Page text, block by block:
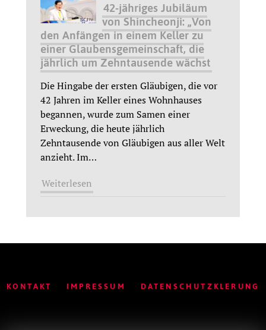
42-jähriges Jubiläum
von Shincheonji: „Von
den Anfängen in einem Keller zu
einer Glaubensgemeinschaft, die
jährlich um Zehntausende wächst
Die Hingabe der ersten Gläubigen, die vor
42 Jahren im Keller eines Wohnhauses
begannen, wurde zum Samen einer
Erweckung, die heute jährlich
Zehntausende von Gläubigen aus aller Welt
anzieht. Im…
Weiterlesen
KONTAKT IMPRESSUM DATENSCHUTZKLERUNG